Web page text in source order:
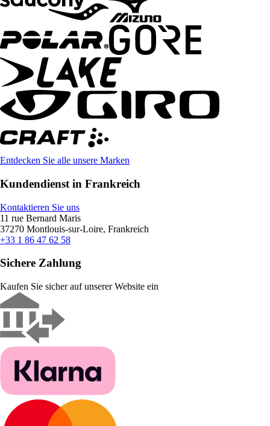
Entdecken Sie alle unsere Marken
Kundendienst in Frankreich
Kontaktieren Sie uns
11 rue Bernard Maris
37270 Montlouis-sur-Loire, Frankreich
+33 1 86 47 62 58
Sichere Zahlung
Kaufen Sie sicher auf unserer Website ein